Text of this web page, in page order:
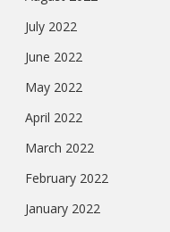
July 2022
June 2022
May 2022
April 2022
March 2022
February 2022
January 2022